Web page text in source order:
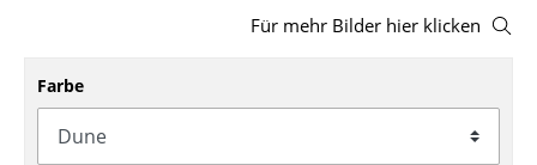
Schaukelstühle
Bürodrehstühle
Für mehr Bilder hier klicken
Farbe